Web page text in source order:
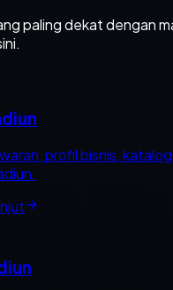
paling dekat dengan
profil bisnis,